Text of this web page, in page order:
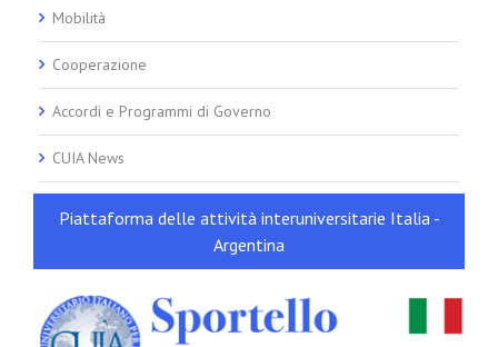
Mobilità
Cooperazione
Accordi e Programmi di Governo
CUIA News
Piattaforma delle attività interuniversitarie Italia -
Argentina